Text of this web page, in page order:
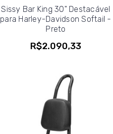
Sissy Bar King 30" Destacável
para Harley-Davidson Softail -
Preto
R$2.090,33